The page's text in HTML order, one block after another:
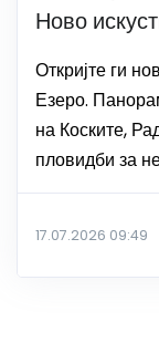
Ново
Откријте ги
Езеро.
на Коските,
пловидби за
17.07.2026 09:49